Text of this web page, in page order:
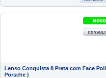
Lenso Conquista 8 Preta com Face
Porsche )